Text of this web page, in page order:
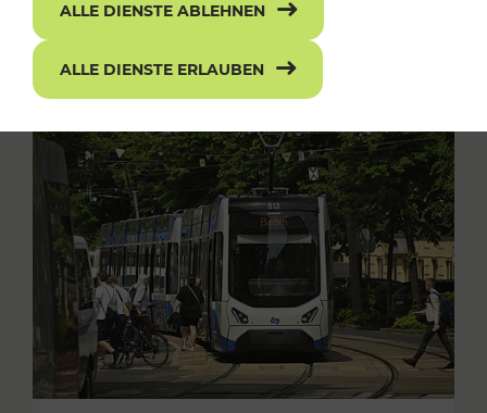
ALLE DIENSTE ABLEHNEN
ALLE DIENSTE ERLAUBEN